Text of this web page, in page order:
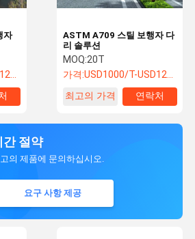
자
T
ASTM A709 스틸 보행자 다
리 솔루션
MOQ:20T
가격:USD1000/T-USD1200/T
최고의 가격
연락처
간 절약
의 제품에 문의하십시오.
요구 사항 제공